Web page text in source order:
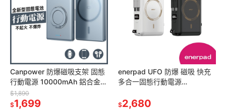
Canpower 防爆磁吸支架 固態
行動電源 10000mAh 鋁合金磁
吸無線充電 CP01 (WH+CCC
雙標示)
$1,890
$1,699
enerpad UFO 防爆 磁吸 快充
多合一固態行動電源
認證
$2,680